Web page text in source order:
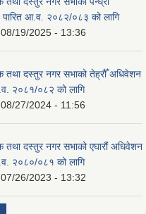
आ.व. २०८२/०८३ को लागि
08/19/2025 - 13:36
तथा दस्तुर नगर सभाको तेह्रौँ अधिवेशन
२०८१/०८२ को लागि
08/27/2024 - 11:56
दस्तुर नगर सभाको एघारौं अधिवेशन
२०८०/०८१ को लागि
07/26/2023 - 13:32